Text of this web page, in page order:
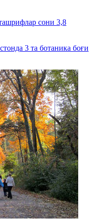
сони 3,8
3 та ботаника боғи